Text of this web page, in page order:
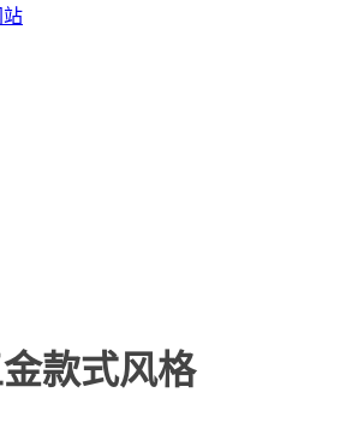
站
款式风格